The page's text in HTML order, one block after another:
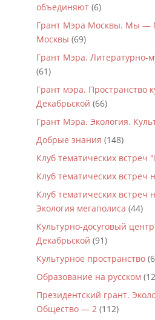
объединяют(6)
Грант Мэра Москвы. Мы —
Москвы (69)
Грант Мэра. Литературно-
(61)
Грант мэра. Пространство
Декабрьской (66)
Грант Мэра. Экология.
Добрые знания (148)
Клуб тематических встреч
Клуб тематических встреч
Клуб тематических встреч
Экология мегаполиса (44)
Культурно-досуговый
Декабрьской (91)
Культурное пространство
Образование на русском
Президентский грант.
Общество — 2(112)